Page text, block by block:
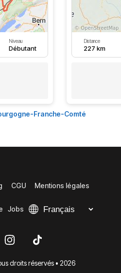
Niveau
Débutant
Distance
227 km
Franche-Comté
CGU Mentions légales
Jobs
droits réservés • 2026